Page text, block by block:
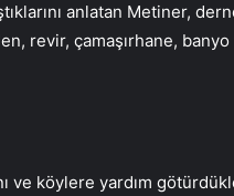
anlatan Metiner,
revir, çamaşırhane,
ve köylere yardım